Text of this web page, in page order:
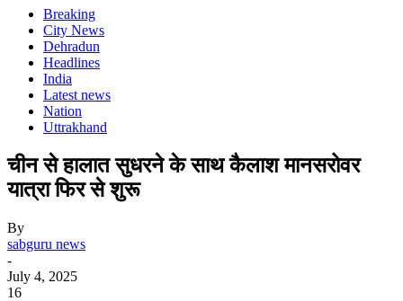
Breaking
City News
Dehradun
Headlines
India
Latest news
Nation
Uttrakhand
चीन से हालात सुधरने के साथ कैलाश मानसरोवर
यात्रा फिर से शुरू
By
sabguru news
-
July 4, 2025
16